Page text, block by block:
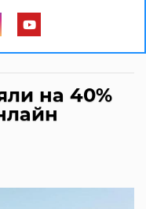
на 40%